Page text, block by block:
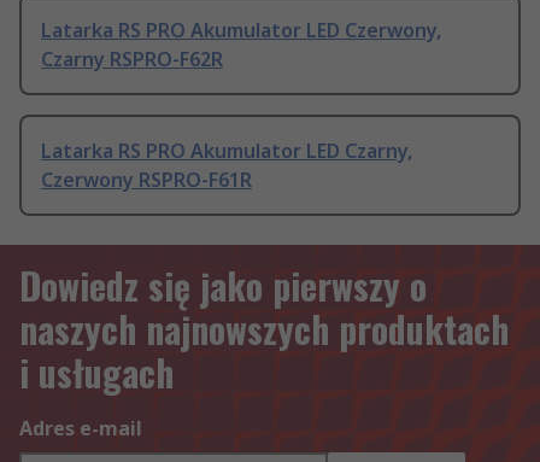
Latarka RS PRO Akumulator LED Czerwony,
Czarny RSPRO-F62R
Latarka RS PRO Akumulator LED Czarny,
Czerwony RSPRO-F61R
Dowiedz się jako pierwszy o
naszych najnowszych produktach
i usługach
Adres e-mail